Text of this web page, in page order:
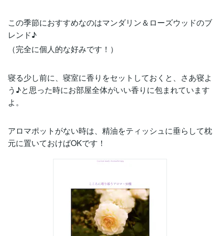
この季節におすすめなのはマンダリン＆ローズウッドのブ
レンド♪
（完全に個人的な好みです！）
寝る少し前に、寝室に香りをセットしておくと、さあ寝よ
う♪と思った時にお部屋全体がいい香りに包まれています
よ。
アロマポットがない時は、精油をティッシュに垂らして枕
元に置いておけばOKです！